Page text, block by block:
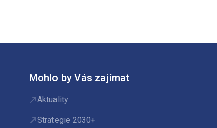
Mohlo by Vás zajímat
Aktuality
Strategie 2030+